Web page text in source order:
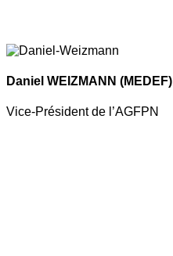
Daniel WEIZMANN (MEDEF)
Vice-Président de l’AGFPN